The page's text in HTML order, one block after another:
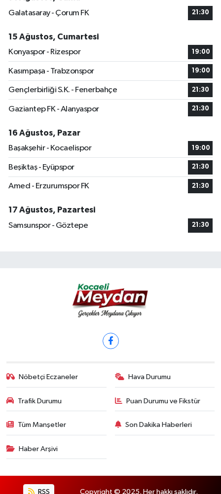
Galatasaray - Çorum FK
21:30
15 Ağustos, Cumartesi
Konyaspor - Rizespor
19:00
Kasımpaşa - Trabzonspor 19:00
Gençlerbirliği S.K. - Fenerbahçe 21:30
Gaziantep FK - Alanyaspor 21:30
16 Ağustos, Pazar
Başakşehir - Kocaelispor
19:00
Beşiktaş - Eyüpspor 21:30
Amed - Erzurumspor FK 21:30
17 Ağustos, Pazartesi
Samsunspor - Göztepe
21:30
Nöbetçi Eczaneler Hava Durumu
Trafik Durumu Puan Durumu ve Fikstür
Tüm Manşetler Son Dakika Haberleri
Haber Arşivi
RSS Copyright © 2025. Her hakkı saklıdır.